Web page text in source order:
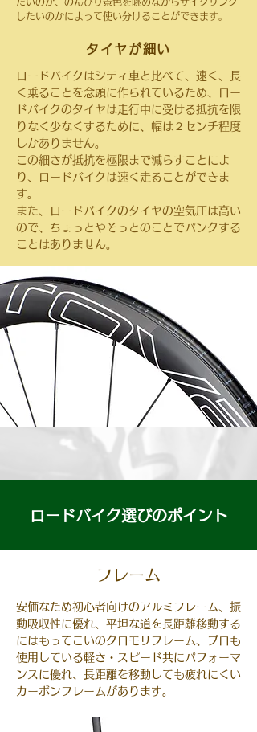
したいのかによって使い分けることができます。
タイヤが細い
ロードバイクはシティ車と比べて、速く、長
く乗ることを念頭に作られているため、ロー
ドバイクのタイヤは走行中に受ける抵抗を限
りなく少なくするために、幅は２センチ程度
しかありません。
この細さが抵抗を極限まで減らすことによ
り、ロードバイクは速く走ることができま
す。
また、
ロードバイクのタイヤの空気圧は高い
ので、ちょっとやそっとのことでパンクする
ことはありません。
ロードバイク選びのポイント
フレーム
安価なため初心者向けのアルミフレーム、振
動吸収性に優れ、平坦な道を長距離移動する
にはもってこいのクロモリフレーム、プロも
使用している軽さ・スピード共にパフォーマ
ンスに優れ、長距離を移動しても疲れにくい
カーボンフレーム​があります。